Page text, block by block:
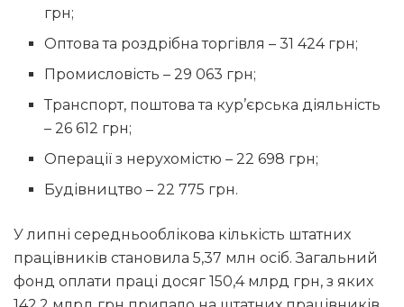
грн;
Оптова та роздрібна торгівля – 31 424 грн;
Промисловість – 29 063 грн;
Транспорт, поштова та кур’єрська діяльність
– 26 612 грн;
Операції з нерухомістю – 22 698 грн;
Будівництво – 22 775 грн.
У липні середньооблікова кількість штатних
працівників становила 5,37 млн осіб. Загальний
фонд оплати праці досяг 150,4 млрд грн, з яких